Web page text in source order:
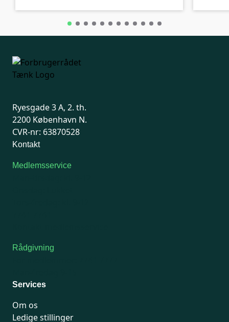
Ryesgade 3 A, 2. th.
2200 København N.
CVR-nr: 63870528
Kontakt
Medlemsservice
Rådgivning
Services
Om os
Ledige stillinger